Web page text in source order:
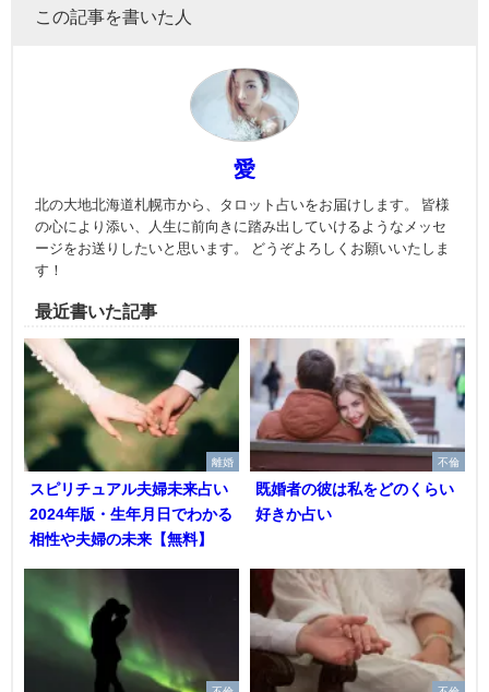
この記事を書いた人
愛
北の大地北海道札幌市から、タロット占いをお届けします。 皆様
の心により添い、人生に前向きに踏み出していけるようなメッセ
ージをお送りしたいと思います。 どうぞよろしくお願いいたしま
す！
最近書いた記事
離婚
スピリチュアル夫婦未来占い
2024年版・生年月日でわかる
相性や夫婦の未来【無料】
不倫
既婚者の彼は私をどのくらい
好きか占い